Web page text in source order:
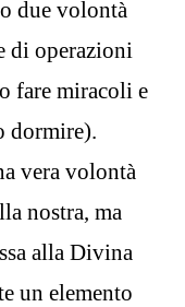
due volontà
di operazioni
fare miracoli e
dormire).
vera volontà
nostra, ma
alla Divina
un elemento